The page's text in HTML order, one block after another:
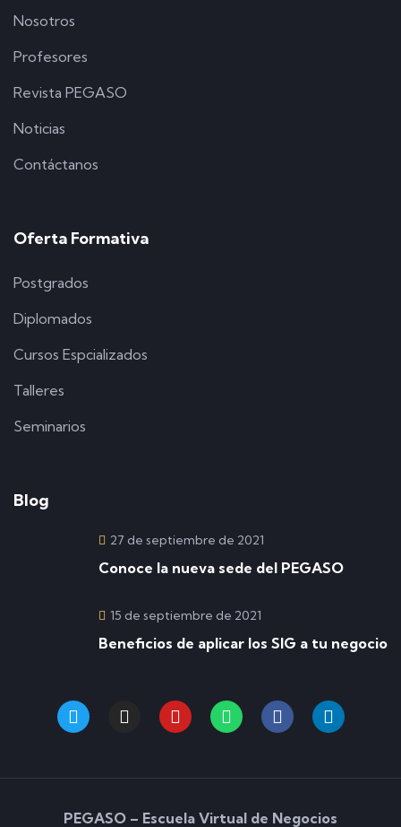
Nosotros
Profesores
Revista PEGASO
Noticias
Contáctanos
Oferta Formativa
Postgrados
Diplomados
Cursos Espcializados
Talleres
Seminarios
Blog
27 de septiembre de 2021
Conoce la nueva sede del PEGASO
15 de septiembre de 2021
Beneficios de aplicar los SIG a tu negocio
PEGASO – Escuela Virtual de Negocios